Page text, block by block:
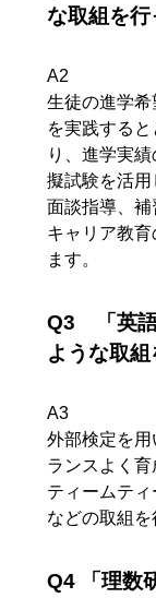
な取組を行
A2
生徒の進学
を実践する
り、進学実
擬試験を活用
面談指導、
キャリア教
ます。
Q3 「英語
ような取組
A3
外部検定を
ランスよく
ティームテ
などの取組を
Q4 「理数